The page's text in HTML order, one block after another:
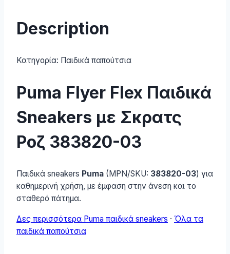
Description
Κατηγορία: Παιδικά παπούτσια
Puma Flyer Flex Παιδικά
Sneakers με Σκρατς
Ροζ 383820-03
Παιδικά sneakers Puma (MPN/SKU: 383820-03) για
καθημερινή χρήση, με έμφαση στην άνεση και το
σταθερό πάτημα.
Δες περισσότερα Puma παιδικά sneakers · Όλα τα
παιδικά παπούτσια